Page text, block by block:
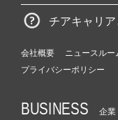
チアキャリア
会社概要 ニュースルー
プライバシーポリシー
BUSINESS 企業